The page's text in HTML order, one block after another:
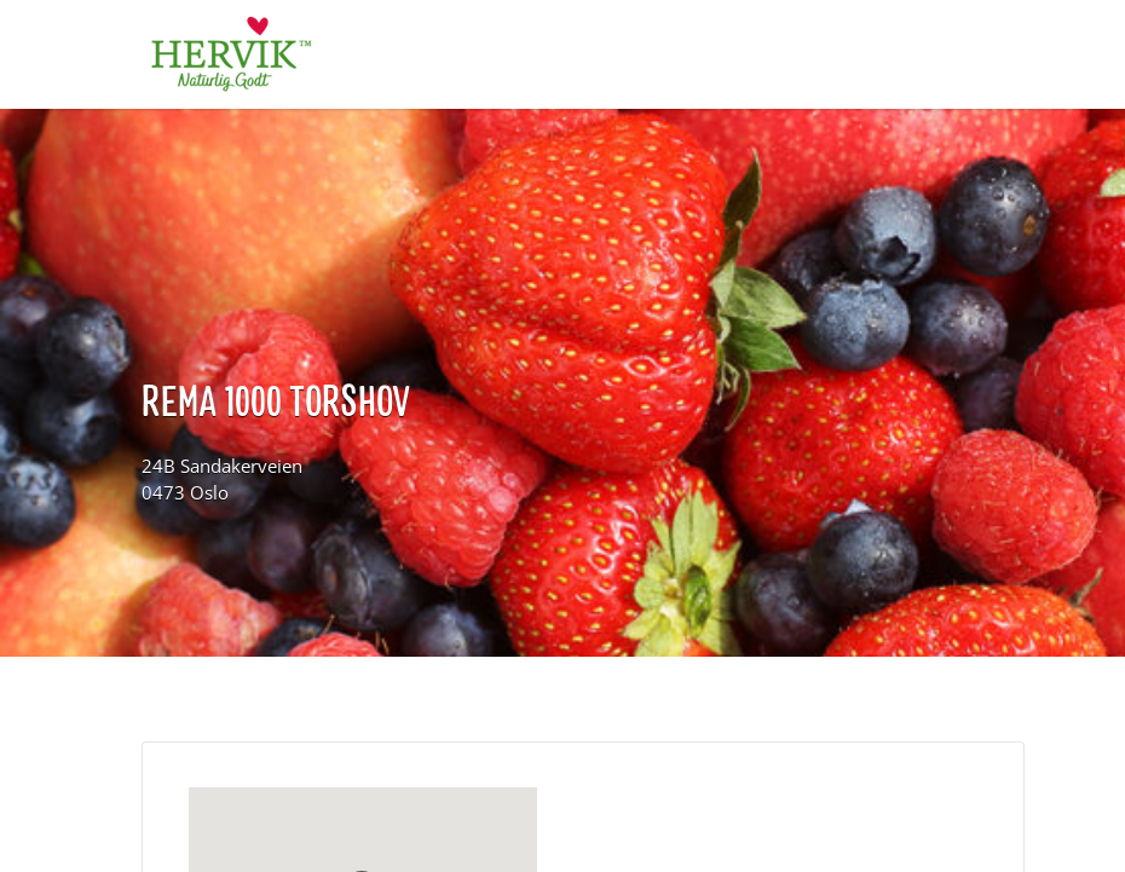
for:
REMA 1000 TORSHOV
24B Sandakerveien
0473 Oslo